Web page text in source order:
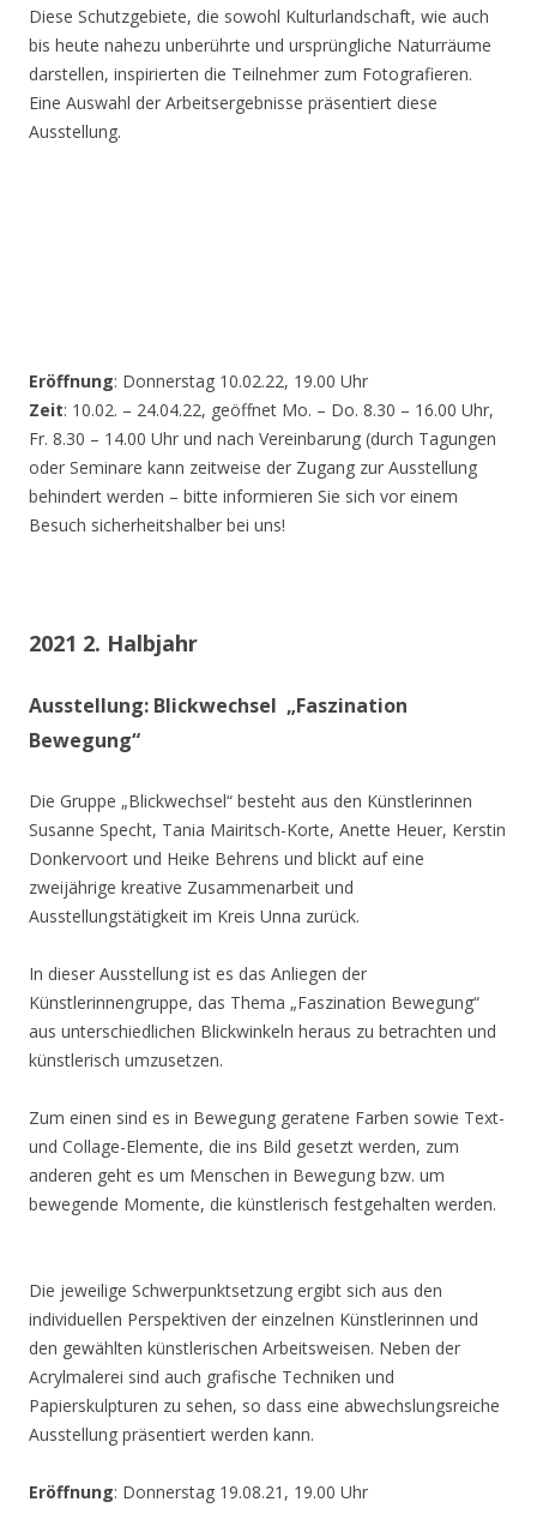
Diese Schutzgebiete, die sowohl Kulturlandschaft, wie auch
bis heute nahezu unberührte und ursprüngliche Naturräume
darstellen, inspirierten die Teilnehmer zum Fotografieren.
Eine Auswahl der Arbeitsergebnisse präsentiert diese
Ausstellung.
Eröffnung: Donnerstag 10.02.22, 19.00 Uhr
Zeit: 10.02. – 24.04.22, geöffnet Mo. – Do. 8.30 – 16.00 Uhr,
Fr. 8.30 – 14.00 Uhr und nach Vereinbarung (durch Tagungen
oder Seminare kann zeitweise der Zugang zur Ausstellung
behindert werden – bitte informieren Sie sich vor einem
Besuch sicherheitshalber bei uns!
2021 2. Halbjahr
Ausstellung: Blickwechsel „Faszination
Bewegung“
Die Gruppe „Blickwechsel“ besteht aus den Künstlerinnen
Susanne Specht, Tania Mairitsch-Korte, Anette Heuer, Kerstin
Donkervoort und Heike Behrens und blickt auf eine
zweijährige kreative Zusammenarbeit und
Ausstellungstätigkeit im Kreis Unna zurück.
In dieser Ausstellung ist es das Anliegen der
Künstlerinnengruppe, das Thema „Faszination Bewegung“
aus unterschiedlichen Blickwinkeln heraus zu betrachten und
künstlerisch umzusetzen.
Zum einen sind es in Bewegung geratene Farben sowie Text-
und Collage-Elemente, die ins Bild gesetzt werden, zum
anderen geht es um Menschen in Bewegung bzw. um
bewegende Momente, die künstlerisch festgehalten werden.
Die jeweilige Schwerpunktsetzung ergibt sich aus den
individuellen Perspektiven der einzelnen Künstlerinnen und
den gewählten künstlerischen Arbeitsweisen. Neben der
Acrylmalerei sind auch grafische Techniken und
Papierskulpturen zu sehen, so dass eine abwechslungsreiche
Ausstellung präsentiert werden kann.
Eröffnung: Donnerstag 19.08.21, 19.00 Uhr